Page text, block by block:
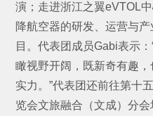
演；走进浙江之翼eVTOL
降航空器的研发、运营与
目。代表团成员Gabi表示
瞰视野开阔，既新奇有趣
实力。”代表团还前往第十
览会文旅融合（文成）分